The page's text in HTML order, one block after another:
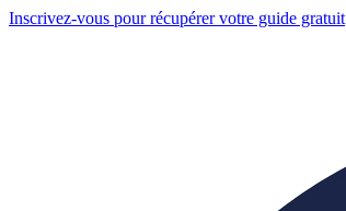
Inscrivez-vous pour récupérer votre guide gratuit